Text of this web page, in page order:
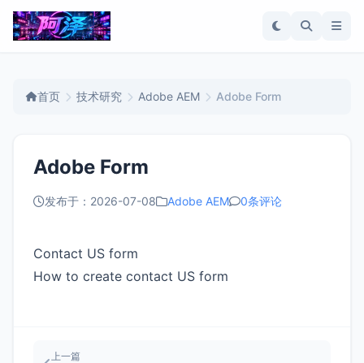
首页 技术研究 Adobe AEM Adobe Form
Adobe Form
发布于：2026-07-08 Adobe AEM 0条评论
Contact US form
How to create contact US form
上一篇